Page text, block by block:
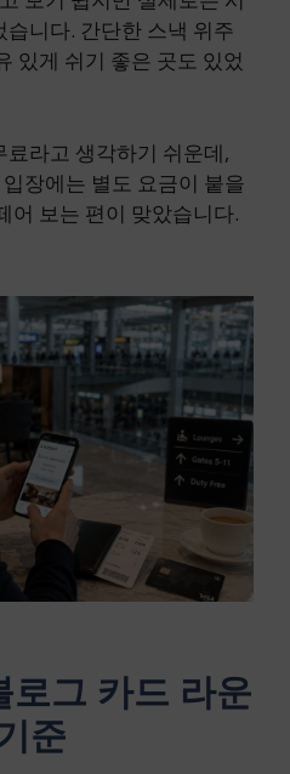
니다. 간단한 스낵 위주
있게 쉬기 좋은 곳도 있었
라고 생각하기 쉬운데,
장에는 별도 요금이 붙을
어 보는 편이 맞았습니다.
로그 카드 라운
준